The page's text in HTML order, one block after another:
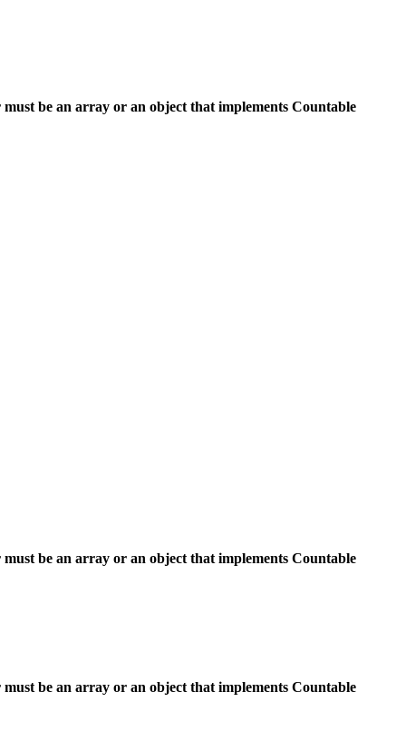
be an array or an object that implements Countable
be an array or an object that implements Countable
be an array or an object that implements Countable